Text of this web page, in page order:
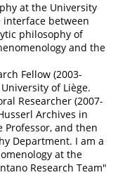
at the University
interface between
philosophy of
and the
Fellow (2003-
of Liège.
Researcher (2007-
Archives in
Professor, and then
Department. I am a
at the
Research Team"